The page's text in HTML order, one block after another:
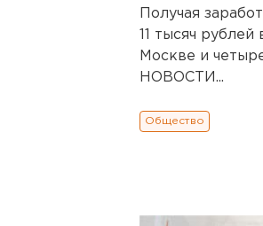
Получая
11 тысяч
Москве и
НОВОСТИ...
Общество